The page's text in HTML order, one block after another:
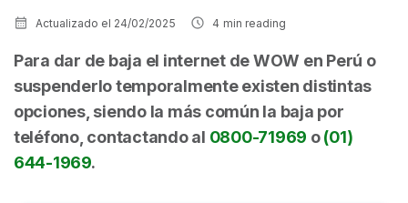
Actualizado el 24/02/2025 4 min reading
Para dar de baja el internet de WOW en Perú o
suspenderlo temporalmente existen distintas
opciones, siendo la más común la baja por
teléfono, contactando al 0800-71969 o(01)
644-1969.